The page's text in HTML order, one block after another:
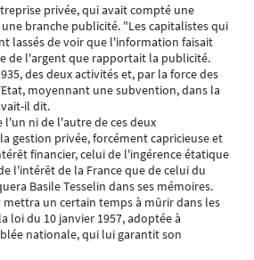
privée, qui avait compté une
branche publicité. "Les capitalistes qui
lassés de voir que l'information faisait
de l'argent que rapportait la publicité.
des deux activités et, par la force des
moyennant une subvention, dans la
il dit.
ni de l'autre de ces deux
gestion privée, forcément capricieuse et
financier, celui de l'ingérence étatique
l'intérêt de la France que de celui du
Basile Tesselin dans ses mémoires.
mettra un certain temps à mûrir dans les
loi du 10 janvier 1957, adoptée à
nationale, qui lui garantit son